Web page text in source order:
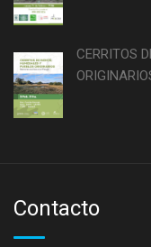
CERRITOS
Contacto